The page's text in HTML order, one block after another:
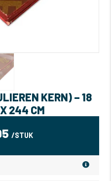
KERN) – 18
244 CM
/STUK